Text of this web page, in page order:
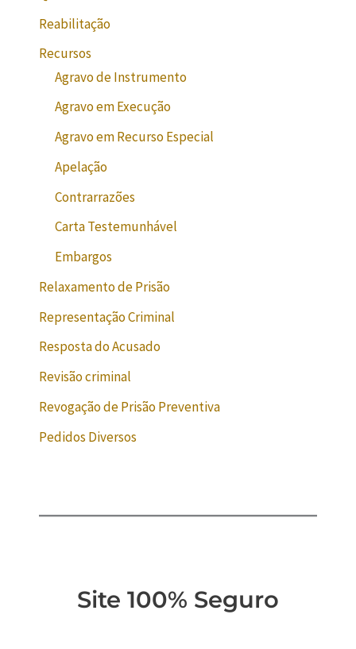
Reabilitação
Recursos
Agravo de Instrumento
Agravo em Execução
Agravo em Recurso Especial
Apelação
Contrarrazões
Carta Testemunhável
Embargos
Relaxamento de Prisão
Representação Criminal
Resposta do Acusado
Revisão criminal
Revogação de Prisão Preventiva
Pedidos Diversos
Site 100% Seguro